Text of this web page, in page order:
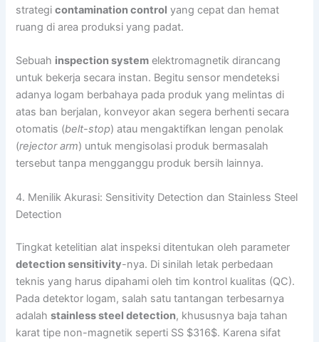
strategicontamination control yang cepat dan hemat
ruang di area produksi yang padat.
Sebuah inspection system elektromagnetik dirancang
untuk bekerja secara instan. Begitu sensor mendeteksi
adanya logam berbahaya pada produk yang melintas di
atas ban berjalan, konveyor akan segera berhenti secara
otomatis (belt-stop) atau mengaktifkan lengan penolak
(rejector arm) untuk mengisolasi produk bermasalah
tersebut tanpa mengganggu produk bersih lainnya.
4. Menilik Akurasi: Sensitivity Detection dan Stainless Steel
Detection
Tingkat ketelitian alat inspeksi ditentukan oleh parameter
detection sensitivity-nya. Di sinilah letak perbedaan
teknis yang harus dipahami oleh tim kontrol kualitas (QC).
Pada detektor logam, salah satu tantangan terbesarnya
adalahstainless steel detection, khususnya baja tahan
karat tipe non-magnetik seperti SS $316$. Karena sifat